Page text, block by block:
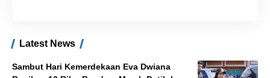
Latest News
Sambut Hari Kemerdekaan Eva Dwiana